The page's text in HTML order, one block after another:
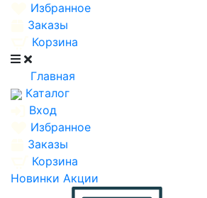
Избранное
Заказы
Корзина
Главная
Каталог
Вход
Избранное
Заказы
Корзина
Новинки Акции